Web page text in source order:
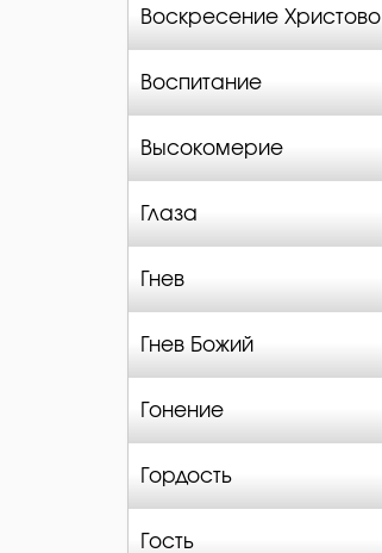
Воскресение Христово
Воспитание
Высокомерие
Глаза
Гнев
Гнев Божий
Гонение
Гордость
Гость